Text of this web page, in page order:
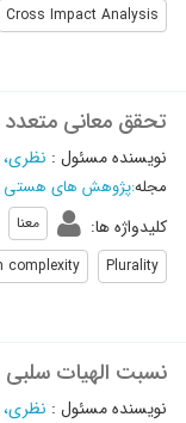
Cross Impact Analysis
تحقق معانی متعدد
نویسنده مسئول :
مجله:پژوهش های هستی
کلیدواژه ها: معنا
Plurality
complexity
نسبت الهیات
نویسنده مسئول :